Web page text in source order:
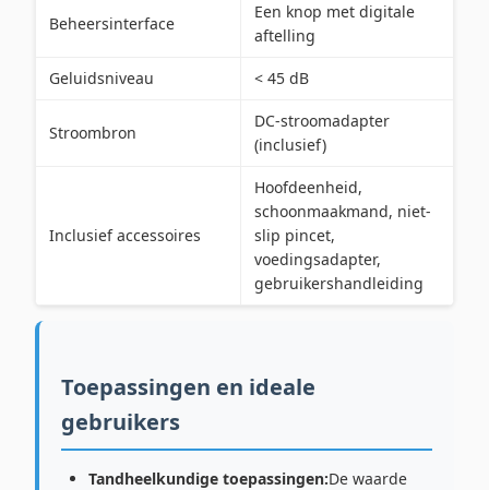
Beheersinterface
Een knop met digitale
aftelling
Geluidsniveau < 45 dB
Stroombron
DC-stroomadapter
(inclusief)
Inclusief accessoires
Hoofdeenheid,
schoonmaakmand, niet-
slip pincet,
voedingsadapter,
gebruikershandleiding
Toepassingen en ideale
gebruikers
Tandheelkundige toepassingen:De waarde